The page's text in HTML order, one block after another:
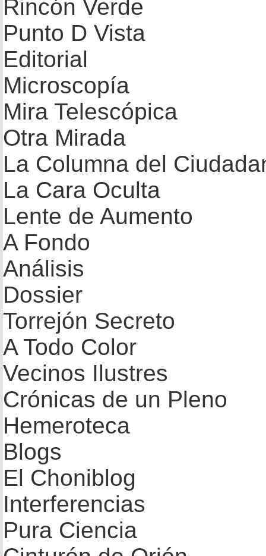
Rincón Verde
Punto D Vista
Editorial
Microscopía
Mira Telescópica
Otra Mirada
La Columna del
La Cara Oculta
Lente de Aumento
A Fondo
Análisis
Dossier
Torrejón Secreto
A Todo Color
Vecinos Ilustres
Crónicas de un Pleno
Hemeroteca
Blogs
El Choniblog
Interferencias
Pura Ciencia